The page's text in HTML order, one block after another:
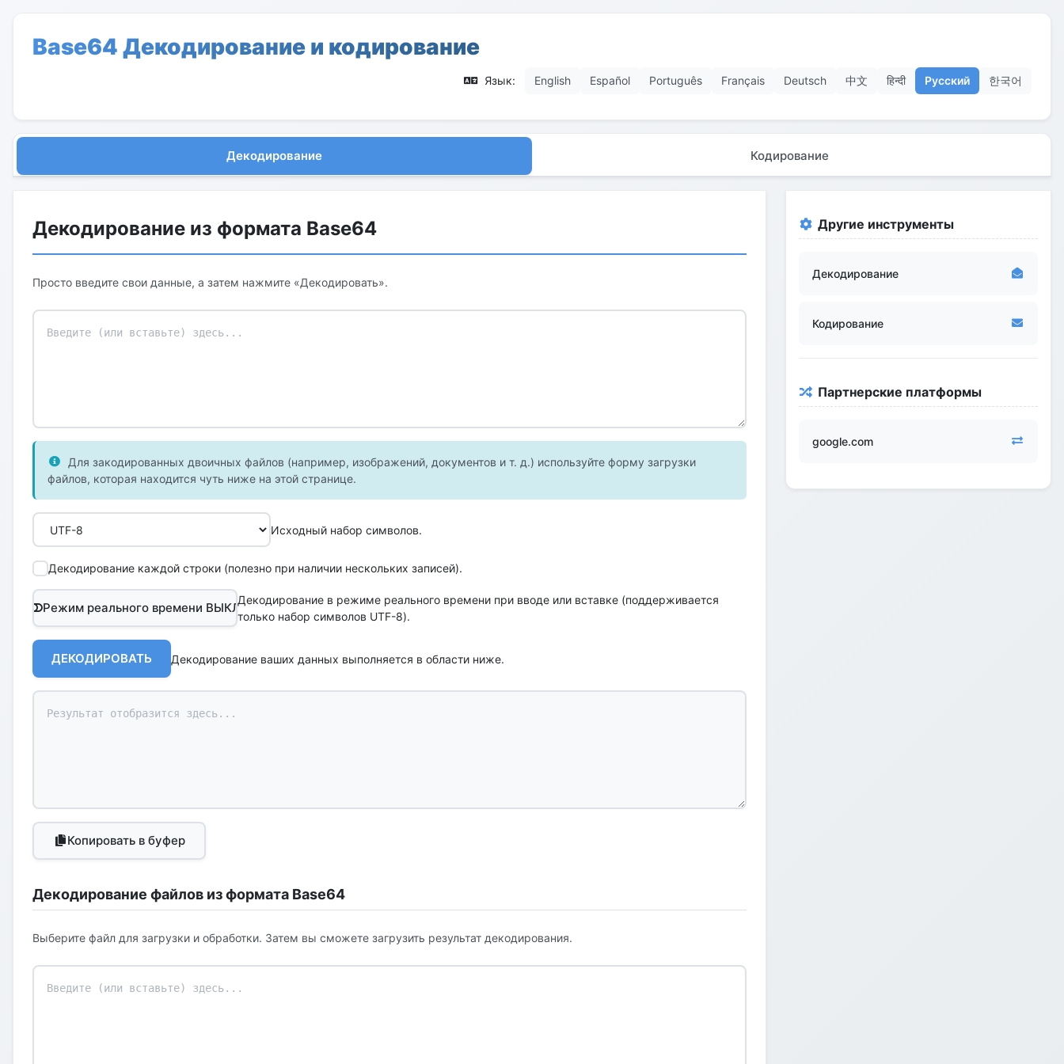
Base64 Декодирование и кодирование
Язык: English Español Português Français Deutsch 中文 हिन्दी Русский 한국어
Декодирование Кодирование
Декодирование из формата Base64
Просто введите свои данные, а затем нажмите «Декодировать».
Для закодированных двоичных файлов (например, изображений, документов и т. д.) используйте форму загрузки
файлов, которая находится чуть ниже на этой странице.
Исходный набор символов.
Декодирование каждой строки (полезно при наличии нескольких записей).
Режим реального времени ВЫКЛ
Декодирование в режиме реального времени при вводе или вставке (поддерживается
только набор символов UTF-8).
ДЕКОДИРОВАТЬ Декодирование ваших данных выполняется в области ниже.
Копировать в буфер
Декодирование файлов из формата Base64
Выберите файл для загрузки и обработки. Затем вы сможете загрузить результат декодирования.
Другие инструменты
Декодирование
Кодирование
Партнерские платформы
google.com